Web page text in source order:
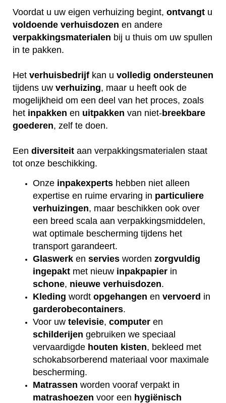
Voordat u uw eigen verhuizing begint, ontvangt u
voldoende verhuisdozen en andere
verpakkingsmaterialen bij u thuis om uw spullen
in te pakken.
Het verhuisbedrijf kan u volledig ondersteunen
tijdens uw verhuizing, maar u heeft ook de
mogelijkheid om een deel van het proces, zoals
het inpakken en uitpakken van niet-breekbare
goederen, zelf te doen.
Een diversiteit aan verpakkingsmaterialen staat
tot onze beschikking.
Onze inpakexperts hebben niet alleen
expertise en ruime ervaring in particuliere
verhuizingen, maar beschikken ook over
een breed scala aan verpakkingsmiddelen,
wat optimale bescherming tijdens het
transport garandeert.
Glaswerk en servies worden zorgvuldig
ingepakt met nieuw inpakpapier in
schone, nieuwe verhuisdozen.
Kleding wordt opgehangen en vervoerd in
garderobecontainers.
Voor uw televisie, computer en
schilderijen gebruiken we speciaal
vervaardigde houten kisten, bekleed met
schokabsorberend materiaal voor maximale
bescherming.
Matrassen worden vooraf verpakt in
matrashoezen voor een hygiënisch